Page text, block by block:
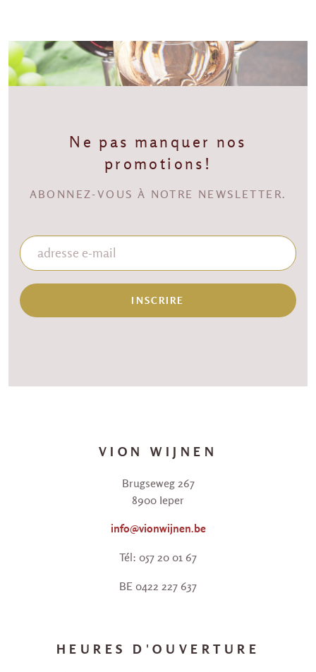
Ne pas manquer nos
promotions!
ABONNEZ-VOUS À NOTRE NEWSLETTER.
INSCRIRE
VION WIJNEN
Brugseweg 267
8900 Ieper
info@vionwijnen.be
Tél: 057 20 01 67
BE 0422 227 637
HEURES D'OUVERTURE